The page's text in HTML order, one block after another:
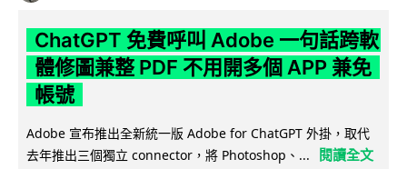
ChatGPT 免費呼叫 Adobe 一句話跨軟
體修圖兼整 PDF 不用開多個 APP 兼免
帳號
Adobe 宣布推出全新統一版 Adobe for ChatGPT 外掛，取代
去年推出三個獨立 connector，將 Photoshop、...
閱讀全文